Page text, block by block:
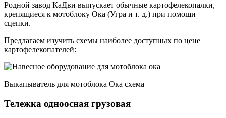
Родной завод КаДви выпускает обычные картофелекопалки,
крепящиеся к мотоблоку Ока (Угра и т. д.) при помощи
сцепки.
Предлагаем изучить схемы наиболее доступных по цене
картофелекопателей:
Выкапыватель для мотоблока Ока схема
Тележка одноосная грузовая